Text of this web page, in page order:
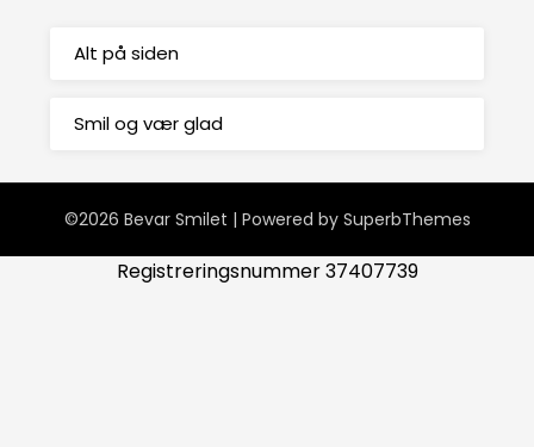
Alt på siden
Smil og vær glad
©2026 Bevar Smilet | Powered by SuperbThemes
Registreringsnummer 37407739